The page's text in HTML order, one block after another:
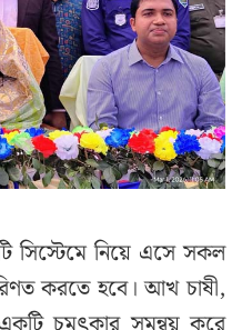
সিস্টেমে নিয়ে এসে সকল
করতে হবে। আখ চাষী,